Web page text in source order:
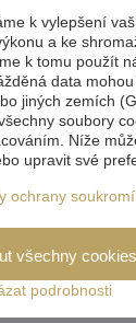
k vylepšení
a ke
k tomu použít
data
jiných zemích
soubory
Níže
upravit své
ochrany soukromí
podrobnosti
všechny cookies